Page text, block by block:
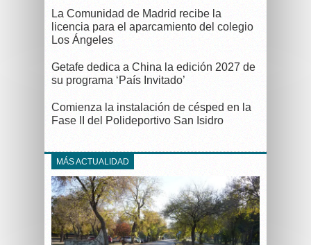
La Comunidad de Madrid recibe la
licencia para el aparcamiento del colegio
Los Ángeles
Getafe dedica a China la edición 2027 de
su programa ‘País Invitado’
Comienza la instalación de césped en la
Fase II del Polideportivo San Isidro
MÁS ACTUALIDAD